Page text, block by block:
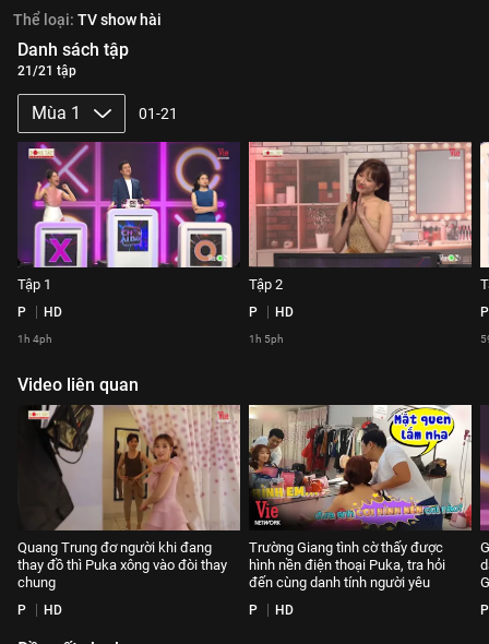
Thể loại: TV show hài
Danh sách tập
21/21 tập
Mùa 1 01-21
Tập 1
P HD
1h 4ph
Tập 2
P HD
1h 5ph
P
Video liên quan
Quang Trung đơ người khi đang
thay đồ thì Puka xông vào đòi thay
chung
P HD
Trường Giang tình cờ thấy được
hình nền điện thoại Puka, tra hỏi
đến cùng danh tính người yêu
P HD P